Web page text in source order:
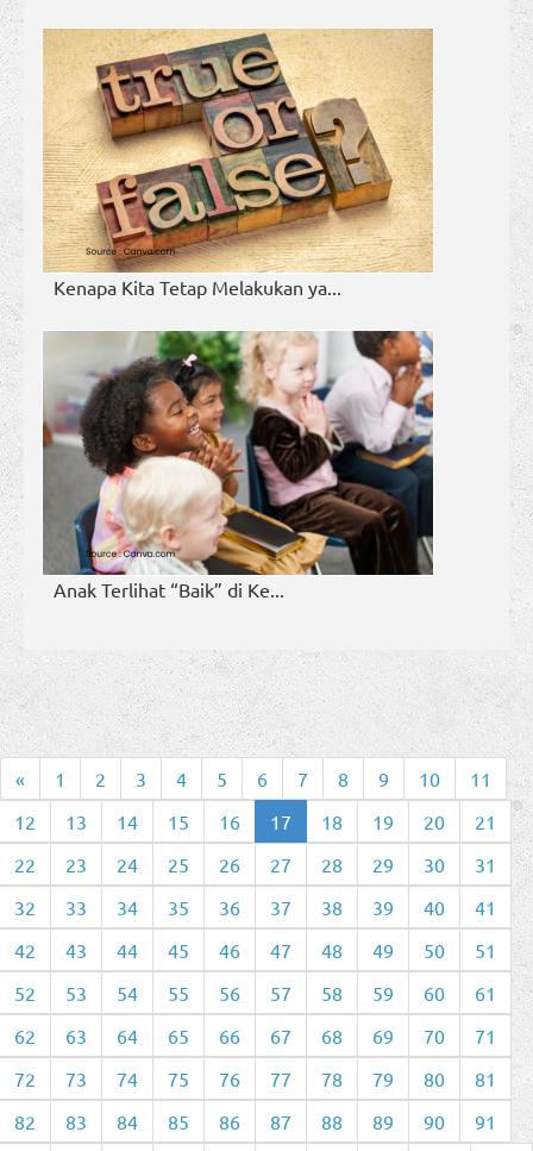
Kenapa Kita Tetap Melakukan ya...
Anak Terlihat “Baik” di Ke...
« 1 2 3 4 5 6 7 8 9 10
11
12
13 14 15 16 17 18 19 20
21
22
23 24 25 26 27 28 29 30
31
32
33 34 35 36 37 38 39 40
41
42
43 44 45 46 47 48 49 50
51
52
53 54 55 56 57 58 59 60
61
62
63 64 65 66 67 68 69 70
71
72
73 74 75 76 77 78 79 80
81
82
83 84 85 86 87 88 89 90
91